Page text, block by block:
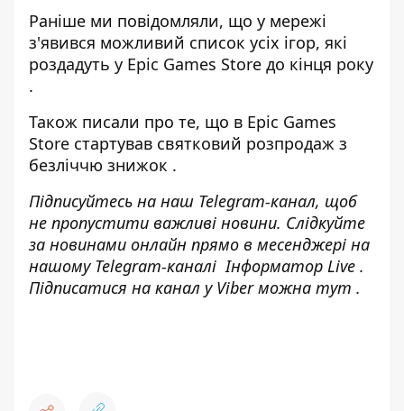
Раніше ми повідомляли, що у мережі
з'явився можливий список усіх ігор, які
роздадуть у Epic Games Store до кінця року
.
Також писали про те, що в Epic Games
Store стартував святковий розпродаж з
безліччю знижок .
Підписуйтесь на наш Telegram-канал, щоб
не пропустити важливі новини. Слідкуйте
за новинами онлайн прямо в месенджері на
нашому Telegram-каналіІнформатор Live .
Підписатися на канал у Viber можна тут .